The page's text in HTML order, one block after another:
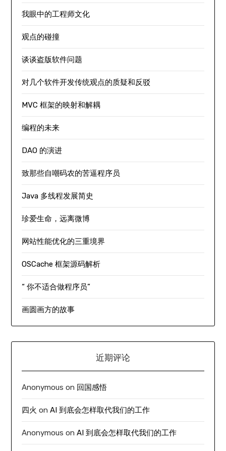
我眼中的工程师文化
观点的碰撞
谈谈盗版软件问题
对几个软件开发传统观点的质疑和反驳
MVC 框架的映射和解耦
编程的未来
DAO 的演进
致那些自嘲码农的苦逼程序员
Java 多线程发展简史
珍爱生命，远离微博
网站性能优化的三重境界
OSCache 框架源码解析
“ 你不适合做程序员”
画圆画方的故事
近期评论
Anonymous on 回国感悟
四火 onAI 到底会怎样取代我们的工作
Anonymous onAI 到底会怎样取代我们的工作